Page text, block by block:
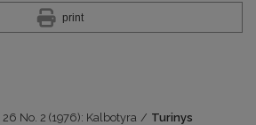
print
26 No. 2 (1976): Kalbotyra / Turinys